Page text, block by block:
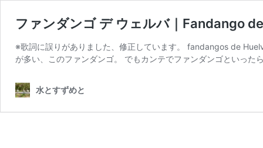
ファンダンゴ デ ウェルバ｜Fandango
※歌詞に誤りがありました、修正しています。 fandangos de
が多い、このファンダンゴ。 でもカンテでファンダンゴといった
水とすずめと